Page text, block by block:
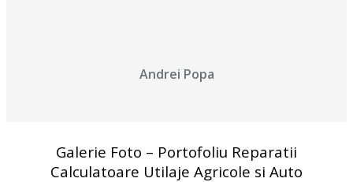
Andrei Popa
Galerie Foto – Portofoliu Reparatii
Calculatoare Utilaje Agricole si Auto